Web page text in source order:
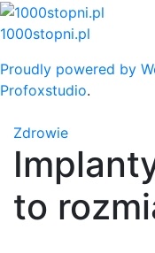
Skip
to
1000stopni.pl
Proudly powered by
Profoxstudio.
Zdrowie
to